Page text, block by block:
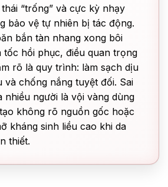
“trống” và cực kỳ nhạy
bảo vệ tự nhiên bị tác động.
bắn tàn nhang xong bôi
tốc hồi phục, điều quan trọng
rõ là quy trình: làm sạch dịu
và chống nắng tuyệt đối. Sai
nhiều người là vội vàng dùng
không rõ nguồn gốc hoặc
kháng sinh liều cao khi da
thiết.